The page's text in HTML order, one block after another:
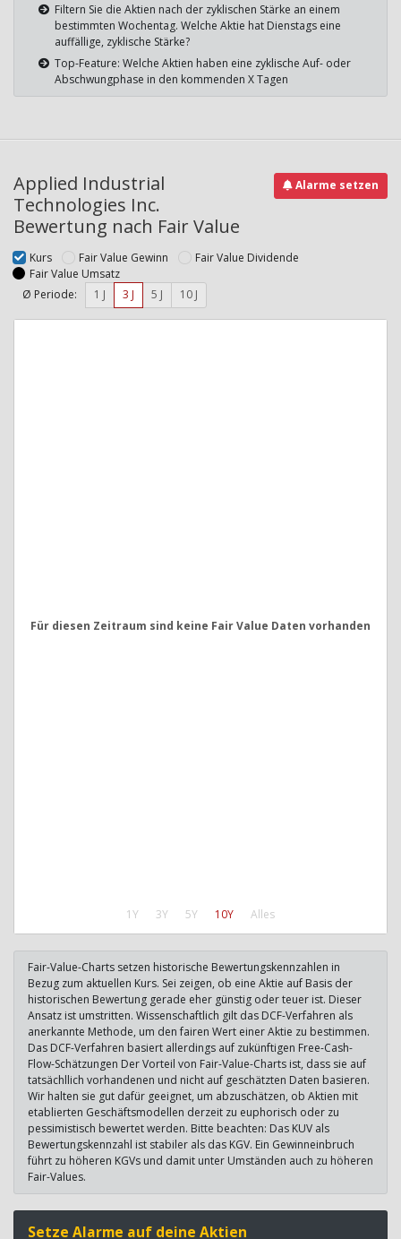
Filtern Sie die Aktien nach der zyklischen Stärke an einem
bestimmten Wochentag. Welche Aktie hat Dienstags eine
auffällige, zyklische Stärke?
Top-Feature: Welche Aktien haben eine zyklische Auf- oder
Abschwungphase in den kommenden X Tagen
Applied Industrial
Technologies Inc.
Bewertung nach Fair Value
Alarme setzen
Kurs Fair Value Gewinn
Fair Value Dividende
Fair Value Umsatz
Ø Periode:
1 J 3 J 5 J 10 J
1Y 3Y 5Y 10Y Alles
Für diesen Zeitraum sind keine Fair Value Daten vorhanden
Fair-Value-Charts setzen historische Bewertungskennzahlen in
Bezug zum aktuellen Kurs. Sei zeigen, ob eine Aktie auf Basis der
historischen Bewertung gerade eher günstig oder teuer ist. Dieser
Ansatz ist umstritten. Wissenschaftlich gilt das DCF-Verfahren als
anerkannte Methode, um den fairen Wert einer Aktie zu bestimmen.
Das DCF-Verfahren basiert allerdings auf zukünftigen Free-Cash-
Flow-Schätzungen Der Vorteil von Fair-Value-Charts ist, dass sie auf
tatsächllich vorhandenen und nicht auf geschätzten Daten basieren.
Wir halten sie gut dafür geeignet, um abzuschätzen, ob Aktien mit
etablierten Geschäftsmodellen derzeit zu euphorisch oder zu
pessimistisch bewertet werden. Bitte beachten: Das KUV als
Bewertungskennzahl ist stabiler als das KGV. Ein Gewinneinbruch
führt zu höheren KGVs und damit unter Umständen auch zu höheren
Fair-Values.
Setze Alarme auf deine Aktien